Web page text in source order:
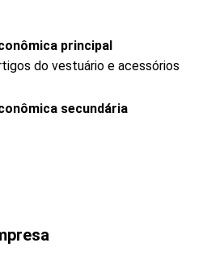
principal
do vestuário e acessórios
secundária